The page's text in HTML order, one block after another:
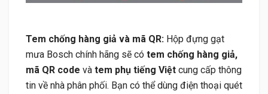
Tem chống hàng giả và mã QR: Hộp đựng gạt
mưa Bosch chính hãng sẽ có tem chống hàng giả,
mã QR code và tem phụ tiếng Việt cung cấp thông
tin về nhà phân phối. Bạn có thể dùng điện thoại quét